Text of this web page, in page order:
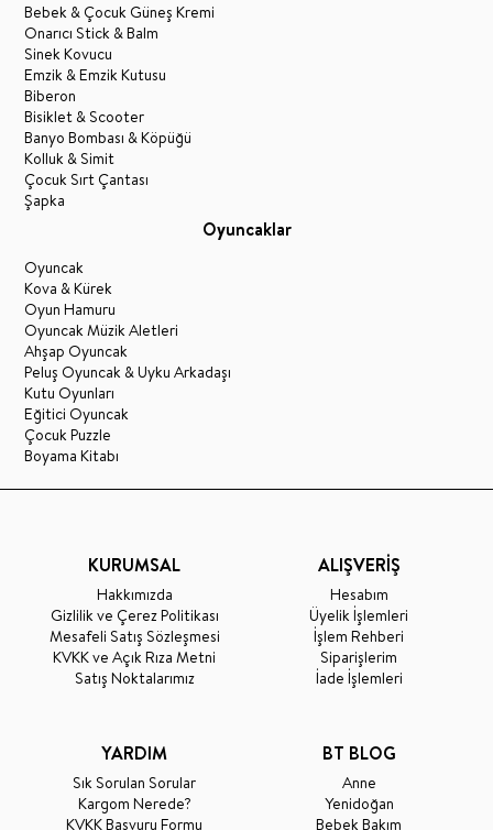
Bebek & Çocuk Güneş Kremi
Onarıcı Stick & Balm
Sinek Kovucu
Emzik & Emzik Kutusu
Biberon
Bisiklet & Scooter
Banyo Bombası & Köpüğü
Kolluk & Simit
Çocuk Sırt Çantası
Şapka
Oyuncaklar
Oyuncak
Kova & Kürek
Oyun Hamuru
Oyuncak Müzik Aletleri
Ahşap Oyuncak
Peluş Oyuncak & Uyku Arkadaşı
Kutu Oyunları
Eğitici Oyuncak
Çocuk Puzzle
Boyama Kitabı
KURUMSAL
Hakkımızda
Gizlilik ve Çerez Politikası
Mesafeli Satış Sözleşmesi
KVKK ve Açık Rıza Metni
Satış Noktalarımız
ALIŞVERİŞ
Hesabım
Üyelik İşlemleri
İşlem Rehberi
Siparişlerim
İade İşlemleri
YARDIM
Sık Sorulan Sorular
Kargom Nerede?
KVKK Başvuru Formu
BT BLOG
Anne
Yenidoğan
Bebek Bakım